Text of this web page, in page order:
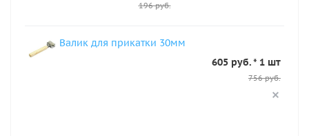
196 руб.
Валик для прикатки 30мм
605 руб. * 1 шт
756 руб.